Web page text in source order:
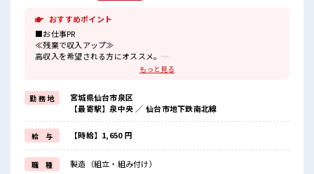
おすすめポイント
■お仕事PR
≪残業で収入アップ≫
高収入を希望される方にオススメ。
残業は月20時間以上あります♪
週末は家族や友人と一緒にプライベート満喫！
制服があると毎日の服選びに悩まずOK♪
≪初めての仕事だけど自分にもできそう≫
新しいことにチャレンジするのは不安だけど、
しっかり働く環境が整っています！
イチからスキルUP・ステップUP目指していきましょう！
≪自分に合った期間で働ける≫
福利厚生が整った派遣のお仕事です！
もっと見る
勤 務 地
宮城県仙台市泉区
【最寄駅】泉中央 ／ 仙台市地下鉄南北線
給 与 【時給】1,650 円
職 種 製造（組立・組み付け）